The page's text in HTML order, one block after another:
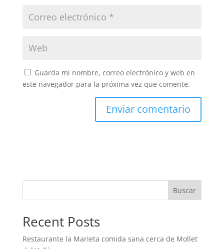
Guarda mi nombre, correo electrónico y web en
este navegador para la próxima vez que comente.
Buscar
Recent Posts
Restaurante la Marieta comida sana cerca de Mollet